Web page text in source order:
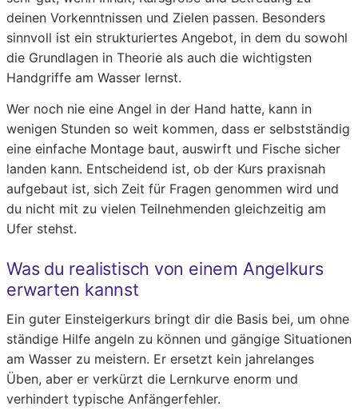
deinen Vorkenntnissen und Zielen passen. Besonders
sinnvoll ist ein strukturiertes Angebot, in dem du sowohl
die Grundlagen in Theorie als auch die wichtigsten
Handgriffe am Wasser lernst.
Wer noch nie eine Angel in der Hand hatte, kann in
wenigen Stunden so weit kommen, dass er selbstständig
eine einfache Montage baut, auswirft und Fische sicher
landen kann. Entscheidend ist, ob der Kurs praxisnah
aufgebaut ist, sich Zeit für Fragen genommen wird und
du nicht mit zu vielen Teilnehmenden gleichzeitig am
Ufer stehst.
Was du realistisch von einem Angelkurs
erwarten kannst
Ein guter Einsteigerkurs bringt dir die Basis bei, um ohne
ständige Hilfe angeln zu können und gängige Situationen
am Wasser zu meistern. Er ersetzt kein jahrelanges
Üben, aber er verkürzt die Lernkurve enorm und
verhindert typische Anfängerfehler.